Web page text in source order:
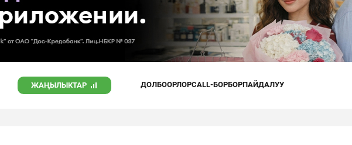
ЖАҢЫЛЫКТАР ДОЛБООРЛОРCALL-БОРБОРПАЙДАЛУУ